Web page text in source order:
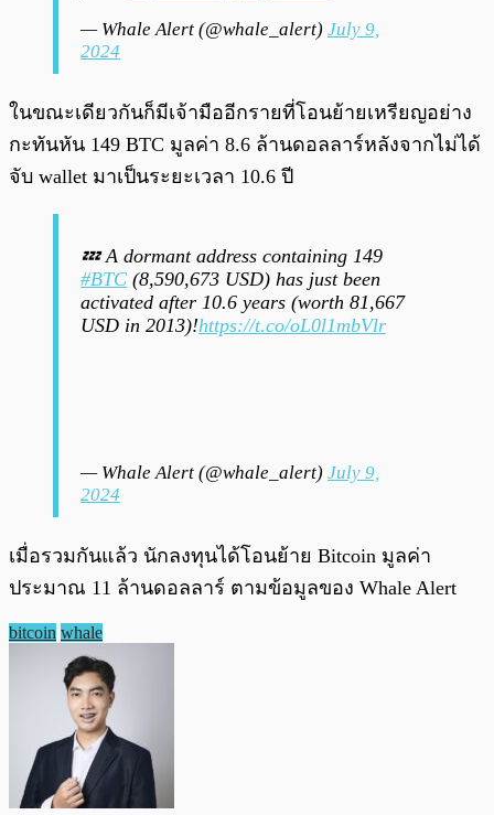
— Whale Alert (@whale_alert) July 9,
2024
ในขณะเดียวกันก็มีเจ้ามืออีกรายที่โอนย้ายเหรียญอย่าง
กะทันหัน 149 BTC มูลค่า 8.6 ล้านดอลลาร์หลังจากไม่ได้
จับ wallet มาเป็นระยะเวลา 10.6 ปี
💤 A dormant address containing 149
#BTC (8,590,673 USD) has just been
activated after 10.6 years (worth 81,667
USD in 2013)!https://t.co/oL0l1mbVlr
— Whale Alert (@whale_alert) July 9,
2024
เมื่อรวมกันแล้ว นักลงทุนได้โอนย้าย Bitcoin มูลค่า
ประมาณ 11 ล้านดอลลาร์ ตามข้อมูลของ Whale Alert
bitcoin whale